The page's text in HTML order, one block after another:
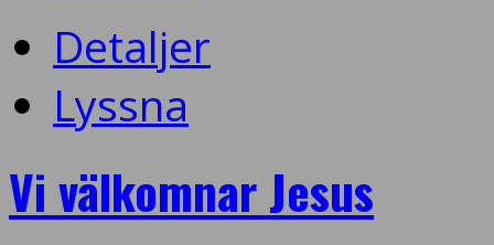
Detaljer
Lyssna
Vi välkomnar Jesus